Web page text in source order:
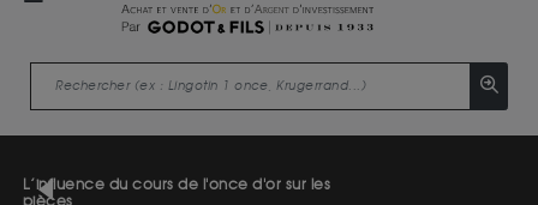
L’influence du cours de l'once d'or sur les
pièces